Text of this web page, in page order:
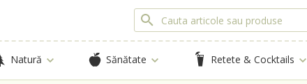
Natură Sănătate Retete & Cocktails